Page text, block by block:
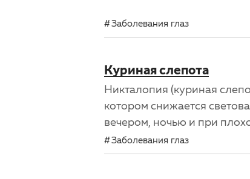
Заболевания глаз
Куриная слепота
Никталопия (куриная
котором снижается
вечером, ночью и при
Заболевания глаз